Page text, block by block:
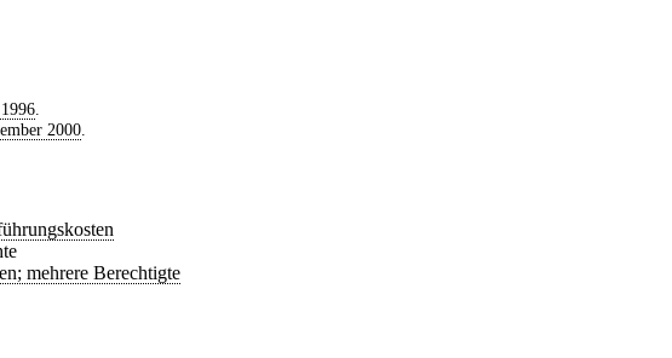
.
2000.
mehrere Berechtigte